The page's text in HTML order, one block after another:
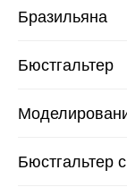
Бразильяна
Бюстгальтер
Бюстгальтер